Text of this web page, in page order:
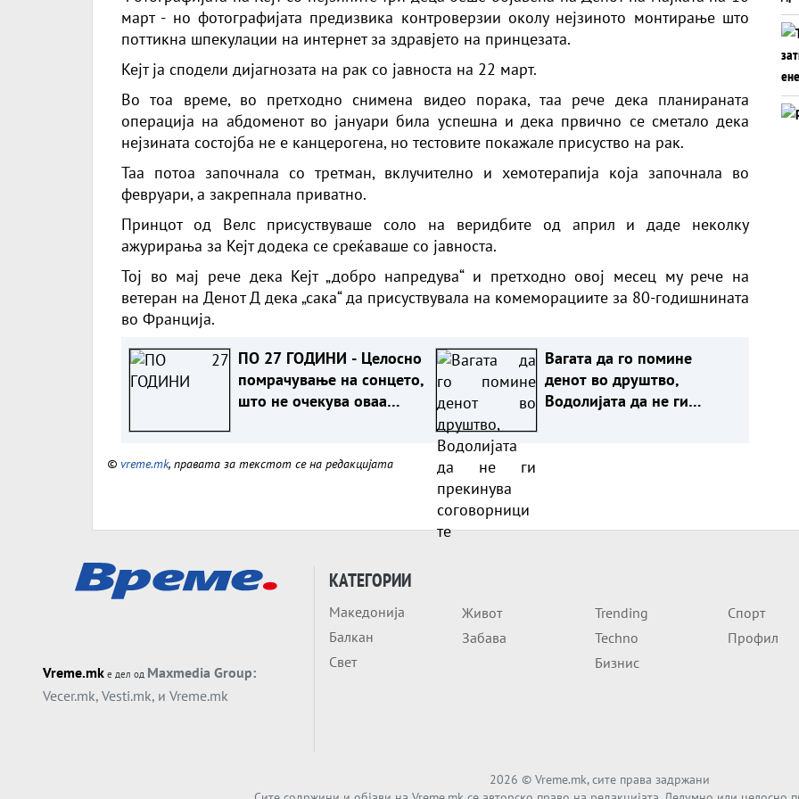
март - но фотографијата предизвика контроверзии околу нејзиното монтирање што
поттикна шпекулации на интернет за здравјето на принцезата.
Кејт ја сподели дијагнозата на рак со јавноста на 22 март.
Во тоа време, во претходно снимена видео порака, таа рече дека планираната
операција на абдоменот во јануари била успешна и дека првично се сметало дека
нејзината состојба не е канцерогена, но тестовите покажале присуство на рак.
Таа потоа започнала со третман, вклучително и хемотерапија која започнала во
февруари, а закрепнала приватно.
Принцот од Велс присуствуваше соло на веридбите од април и даде неколку
ажурирања за Кејт додека се среќаваше со јавноста.
Тој во мај рече дека Кејт „добро напредува“ и претходно овој месец му рече на
ветеран на Денот Д дека „сака“ да присуствувала на комеморациите за 80-годишнината
во Франција.
ПО 27 ГОДИНИ - Целосно
помрачување на сонцето,
што не очекува оваа
Вагата да го помине
денот во друштво,
Водолијата да не ги
© vreme.mk, правата за текстот се на редакцијата
Vreme.mk е дел од Maxmedia Group:
Vecer.mk, Vesti.mk, и Vreme.mk
КАТЕГОРИИ
Македонија
Балкан
Свет
Живот
Забава
Trending
Techno
Бизнис
Спорт
Профил
2026 © Vreme.mk, сите права задржани